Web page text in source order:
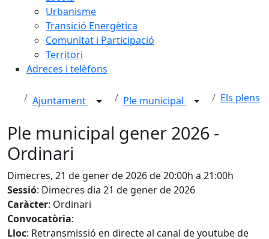
Urbanisme
Transició Energètica
Comunitat i Participació
Territori
Adreces i telèfons
Ajuntament Ple municipal Els plens
Ple municipal gener 2026 -
Ordinari
Dimecres, 21 de gener de 2026 de 20:00h a 21:00h
Sessió: Dimecres dia 21 de gener de 2026
Caràcter: Ordinari
Convocatòria:
Lloc: Retransmissió en directe al canal de youtube de